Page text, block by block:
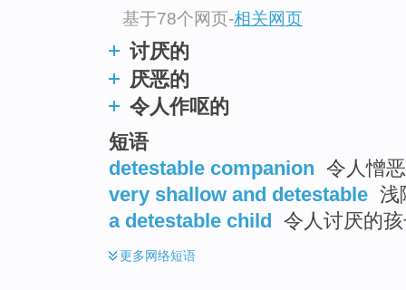
基于78个网页-相关网页
讨厌的
厌恶的
令人作呕的
短语
detestable companion 令人憎
very shallow and detestable 浅
a detestable child 令人讨厌的
更多网络短语